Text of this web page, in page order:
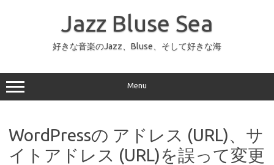
ッ
プ
Jazz Bluse Sea
好きな音楽のJazz、Bluse、そして好きな海
Menu
WordPressの アドレス (URL)、サ
イトアドレス (URL)を誤って変更